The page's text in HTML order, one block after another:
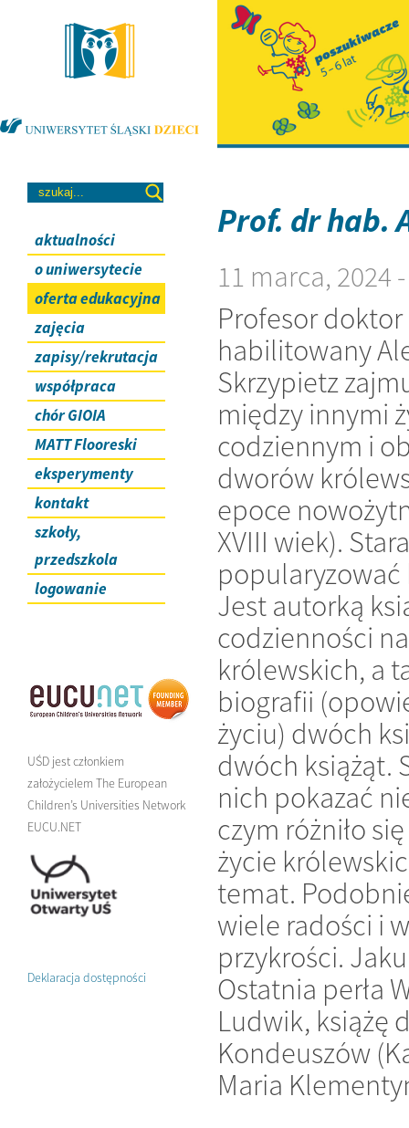
aktualności
o uniwersytecie
oferta edukacyjna
zajęcia
zapisy/rekrutacja
współpraca
chór GIOIA
MATT Flooreski
eksperymenty
kontakt
szkoły,
przedszkola
logowanie
UŚD jest członkiem
założycielem The European
Children’s Universities Network
EUCU.NET
Deklaracja dostępności
Prof. dr hab.
11 marca, 2024
Profesor doktor
habilitowany
Skrzypietz
między innymi
codziennym i
dworów
epoce
XVIII wiek).
popularyzować
Jest autorką
codzienności
królewskich, a
biografii
życiu) dwóch
dwóch książąt.
nich pokazać
czym różniło
życie
temat.
wiele radości i
przykrości.
Ostatnia perła
Ludwik, książę
Kondeuszów
Maria